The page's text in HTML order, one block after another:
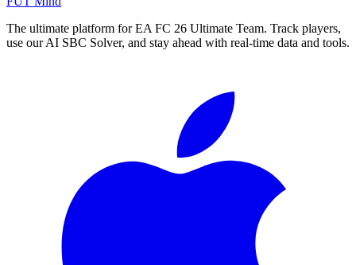
The ultimate platform for EA FC 26 Ultimate Team. Track players,
use our AI SBC Solver, and stay ahead with real-time data and tools.